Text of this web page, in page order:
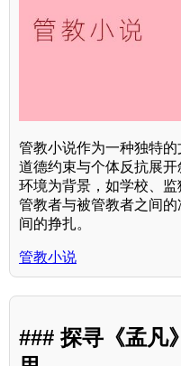
管教小说作为一种独特的
道德约束与个体反抗展
环境为背景，如学校、
管教者与被管教者之间
间的挣扎。
管教小说
### 探寻《孟凡